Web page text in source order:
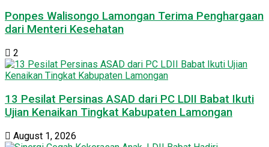
Ponpes Walisongo Lamongan Terima Penghargaan
dari Menteri Kesehatan
2
13 Pesilat Persinas ASAD dari PC LDII Babat Ikuti
Ujian Kenaikan Tingkat Kabupaten Lamongan
August 1, 2026